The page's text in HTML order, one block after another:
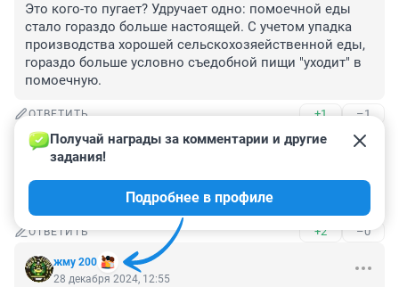
Это кого-то пугает? Удручает одно: помоечной еды
стало гораздо больше настоящей. С учетом упадка
производства хорошей сельскохозяейственной еды,
гораздо больше условно съедобной пищи "уходит" в
помоечную.
ОТВЕТИТЬ +1 –1
Гость
28 декабря 2024, 12:59
Красноярских и кемеровских ворон-понаехов не
пускать! Новосибирск не резиновый!
ОТВЕТИТЬ +2 –0
жму 200
Получай награды за комментарии и другие
задания!
Подробнее в профиле
28 декабря 2024, 12:55